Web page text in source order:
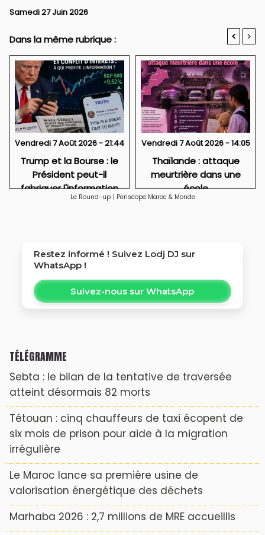
Samedi 27 Juin 2026
Dans la même rubrique : < >
Vendredi 7 Août 2026 - 21:44
Trump et la Bourse : le
Président peut-il
fabriquer l'information
qui fait gagner Wall
Vendredi 7 Août 2026 - 14:05
Thaïlande : attaque
meurtrière dans une
école
Le Round-up | Periscope Maroc & Monde
Restez informé ! Suivez Lodj DJ sur
WhatsApp !
Suivez-nous sur WhatsApp
TÉLÉGRAMME
Sebta : le bilan de la tentative de traversée
atteint désormais 82 morts
Tétouan : cinq chauffeurs de taxi écopent de
six mois de prison pour aide à la migration
irrégulière
Le Maroc lance sa première usine de
valorisation énergétique des déchets
Marhaba 2026 : 2,7 millions de MRE accueillis